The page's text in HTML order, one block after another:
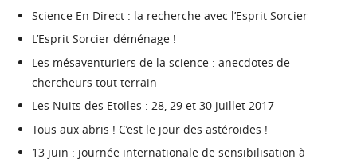
Science En Direct : la recherche avec l’Esprit Sorcier
L’Esprit Sorcier déménage !
Les mésaventuriers de la science : anecdotes de
chercheurs tout terrain
Les Nuits des Etoiles : 28, 29 et 30 juillet 2017
Tous aux abris ! C’est le jour des astéroïdes !
13 juin : journée internationale de sensibilisation à